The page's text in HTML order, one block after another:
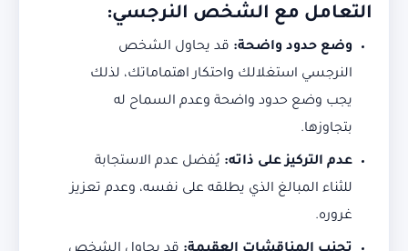
التعامل مع الشخص النرجسي:
وضع حدود واضحة: قد يحاول الشخص
النرجسي استغلالك واحتكار اهتماماتك، لذلك
يجب وضع حدود واضحة وعدم السماح له
بتجاوزها.
عدم التركيز على ذاته: يُفضل عدم الاستجابة
للثناء المبالغ الذي يطلقه على نفسه، وعدم تعزيز
غروره.